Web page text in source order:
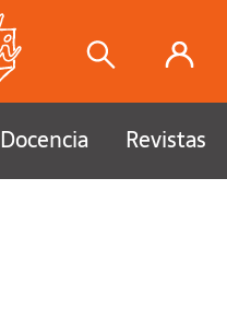
Docencia Revistas